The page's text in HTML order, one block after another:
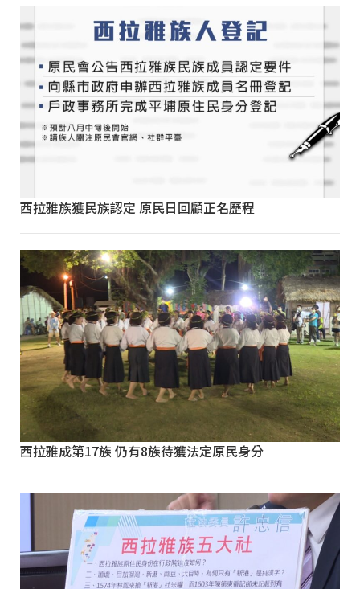
西拉雅族獲民族認定 原民日回顧正名歷程
西拉雅成第17族 仍有8族待獲法定原民身分